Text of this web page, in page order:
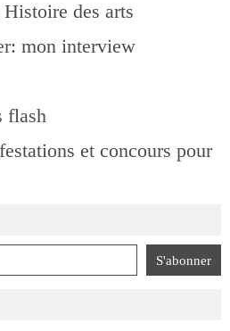
des arts
mon interview
flash
et concours pour